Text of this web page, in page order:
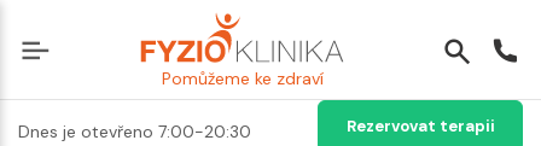
Pomůžeme ke zdraví
Dnes je otevřeno 7:00-20:30
Rezervovat terapii